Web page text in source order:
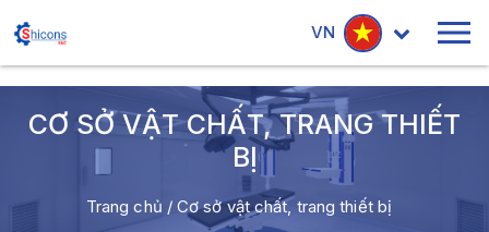
VN
CƠ SỞ VẬT CHẤT, TRANG THIẾT
BỊ
Trang chủ /Cơ sở vật chất, trang thiết bị